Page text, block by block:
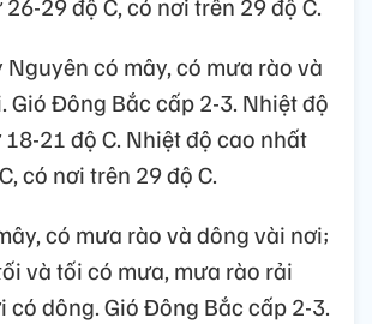
29 độ C, có nơi trên 29 độ C.
Nguyên có mây, có mưa rào và
Gió Đông Bắc cấp 2-3. Nhiệt độ
21 độ C. Nhiệt độ cao nhất
có nơi trên 29 độ C.
có mưa rào và dông vài nơi;
và tối có mưa, mưa rào rải
có dông. Gió Đông Bắc cấp 2-3.